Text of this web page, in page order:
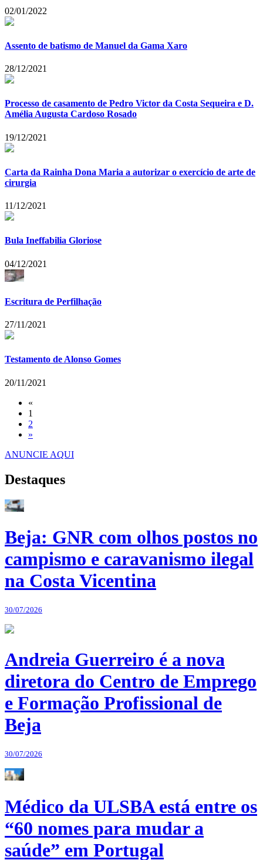
02/01/2022
Assento de batismo de Manuel da Gama Xaro
28/12/2021
Processo de casamento de Pedro Victor da Costa Sequeira e D.
Amélia Augusta Cardoso Rosado
19/12/2021
Carta da Rainha Dona Maria a autorizar o exercício de arte de
cirurgia
11/12/2021
Bula Ineffabilia Gloriose
04/12/2021
Escritura de Perfilhação
27/11/2021
Testamento de Alonso Gomes
20/11/2021
«
1
2
»
ANUNCIE AQUI
Destaques
Beja: GNR com olhos postos no
campismo e caravanismo ilegal
na Costa Vicentina
30/07/2026
Andreia Guerreiro é a nova
diretora do Centro de Emprego
e Formação Profissional de
Beja
30/07/2026
Médico da ULSBA está entre os
“60 nomes para mudar a
saúde” em Portugal